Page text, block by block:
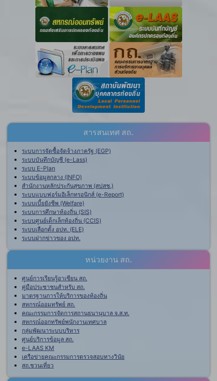
สารสนเทศ สถ.
ระบบการจัดซื้อจัดจ้างภาครัฐ (EGP)
ระบบบันทึกบัญชี (e-Lass)
ระบบ E-Plan
ระบบข้อมูลกลาง (INFO)
สำนักงานหลักประกันสุขภาพ (สปสช.)
ระบบแบบฟอร์มอิเล็กทรอนิกส์ (e-Report)
ระบบเบี้ยยังชีพ (Welfare)
ระบบการศึกษาท้องถิ่น (SIS)
ระบบศูนย์เด็กเล็กท้องถิ่น (CCIS)
ระบบเลือกตั้ง อปท. (ELE)
ระบบฝากข่าวของ อปท.
หน่วยงาน สถ.
ศูนย์การเรียนรู้อาเซียน สถ.
คู่มือประชาชนสำหรับ สถ.
มาตรฐานการให้บริการของท้องถิ่น
สหกรณ์ออมทรัพย์ สถ.
คณะกรรมการจัดการสถานธนานุบาล จ.ส.ท.
สหกรณ์ออกทรัพย์พนักงานเทศบาล
กลุ่มพัฒนาระบบบริหาร
ศูนย์บริการข้อมูล สถ.
e-LAAS KM
เครือข่ายคณะกรรมการตรวจสอบทางวินัย
สถ.ชวนเที่ยว